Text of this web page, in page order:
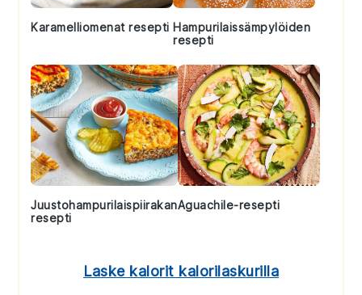
Karamelliomenat resepti Hampurilaissämpylöiden
resepti
Juustohampurilaispiirakan
resepti
Aguachile-resepti
Laske kalorit kalorilaskurilla